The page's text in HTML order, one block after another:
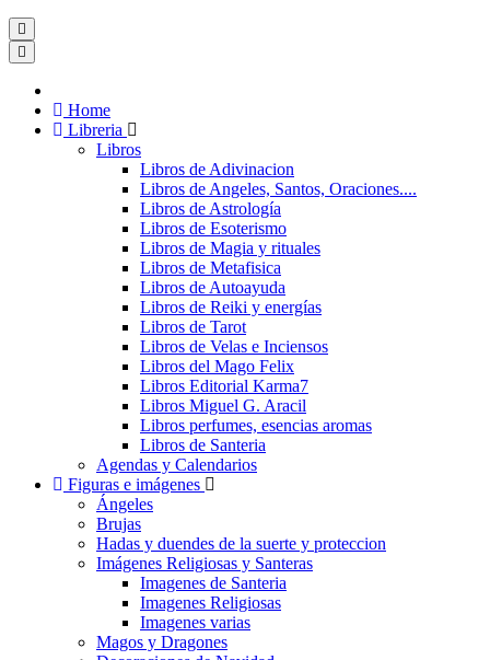
Home
Libreria
Libros
Libros de Adivinacion
Libros de Angeles, Santos, Oraciones....
Libros de Astrología
Libros de Esoterismo
Libros de Magia y rituales
Libros de Metafisica
Libros de Autoayuda
Libros de Reiki y energías
Libros de Tarot
Libros de Velas e Inciensos
Libros del Mago Felix
Libros Editorial Karma7
Libros Miguel G. Aracil
Libros perfumes, esencias aromas
Libros de Santeria
Agendas y Calendarios
Figuras e imágenes
Ángeles
Brujas
Hadas y duendes de la suerte y proteccion
Imágenes Religiosas y Santeras
Imagenes de Santeria
Imagenes Religiosas
Imagenes varias
Magos y Dragones